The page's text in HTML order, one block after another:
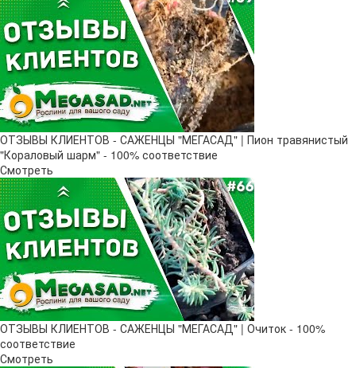
ОТЗЫВЫ КЛИЕНТОВ - САЖЕНЦЫ "МЕГАСАД" | Пион травянистый
"Кораловый шарм" - 100% соответствие
Смотреть
ОТЗЫВЫ КЛИЕНТОВ - САЖЕНЦЫ "МЕГАСАД" | Очиток - 100%
соответствие
Смотреть